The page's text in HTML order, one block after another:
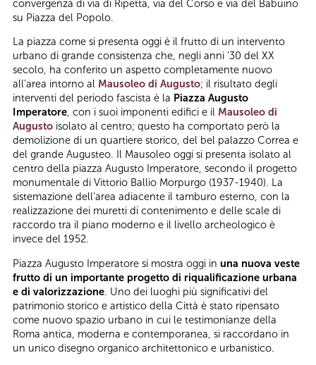
convergenza di via di Ripetta, via del Corso e via del Babuino
su Piazza del Popolo.
La piazza come si presenta oggi è il frutto di un intervento
urbano di grande consistenza che, negli anni ’30 del XX
secolo, ha conferito un aspetto completamente nuovo
all’area intorno al Mausoleo di Augusto; il risultato degli
interventi del periodo fascista è la Piazza Augusto
Imperatore, con i suoi imponenti edifici e il Mausoleo di
Augusto isolato al centro; questo ha comportato però la
demolizione di un quartiere storico, del bel palazzo Correa e
del grande Augusteo. Il Mausoleo oggi si presenta isolato al
centro della piazza Augusto Imperatore, secondo il progetto
monumentale di Vittorio Ballio Morpurgo (1937-1940). La
sistemazione dell’area adiacente il tamburo esterno, con la
realizzazione dei muretti di contenimento e delle scale di
raccordo tra il piano moderno e il livello archeologico è
invece del 1952.
Piazza Augusto Imperatore si mostra oggi in una nuova veste
frutto di un importante progetto di riqualificazione urbana
e di valorizzazione. Uno dei luoghi più significativi del
patrimonio storico e artistico della Città è stato ripensato
come nuovo spazio urbano in cui le testimonianze della
Roma antica, moderna e contemporanea, si raccordano in
un unico disegno organico architettonico e urbanistico.